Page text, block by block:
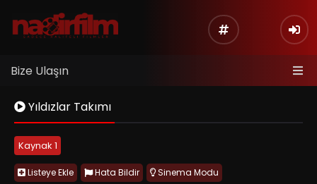
Bize Ulaşın
Yıldızlar Takımı
Kaynak 1
Listeye Ekle Hata Bildir Sinema Modu